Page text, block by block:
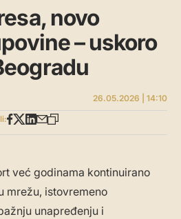
novo
– uskoro
26.05.2026 | 14:10
već godinama kontinuirano
mrežu, istovremeno
unapređenju i